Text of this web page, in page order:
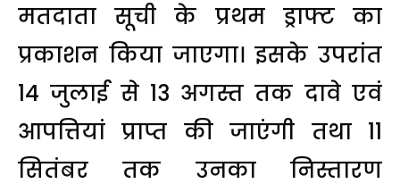
मतदाता सूची के प्रथम ड्राफ्ट का
प्रकाशन किया जाएगा। इसके उपरांत
14 जुलाई से 13 अगस्त तक दावे एवं
आपत्तियां प्राप्त की जाएंगी तथा 11
सितंबर तक उनका निस्तारण